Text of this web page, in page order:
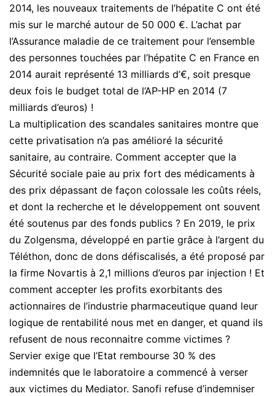
2014, les nouveaux traitements de l’hépatite C ont été
mis sur le marché autour de 50 000 €. L’achat par
l’Assurance maladie de ce traitement pour l’ensemble
des personnes touchées par l’hépatite C en France en
2014 aurait représenté 13 milliards d’€, soit presque
deux fois le budget total de l’AP-HP en 2014 (7
milliards d’euros) !
La multiplication des scandales sanitaires montre que
cette privatisation n’a pas amélioré la sécurité
sanitaire, au contraire. Comment accepter que la
Sécurité sociale paie au prix fort des médicaments à
des prix dépassant de façon colossale les coûts réels,
et dont la recherche et le développement ont souvent
été soutenus par des fonds publics ? En 2019, le prix
du Zolgensma, développé en partie grâce à l’argent du
Téléthon, donc de dons défiscalisés, a été proposé par
la firme Novartis à 2,1 millions d’euros par injection ! Et
comment accepter les profits exorbitants des
actionnaires de l’industrie pharmaceutique quand leur
logique de rentabilité nous met en danger, et quand ils
refusent de nous reconnaitre comme victimes ?
Servier exige que l’Etat rembourse 30 % des
indemnités que le laboratoire a commencé à verser
aux victimes du Mediator. Sanofi refuse d’indemniser